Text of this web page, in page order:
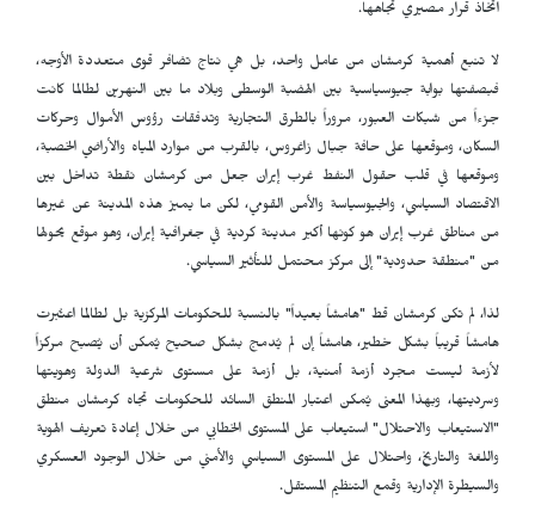
اتخاذ قرار مصيري تجاهها.
لا تنبع أهمية كرمشان من عامل واحد، بل هي نتاج تضافر قوى متعددة الأوجه،
فبصفتها بوابة جيوسياسية بين الهضبة الوسطى وبلاد ما بين النهرين لطالما كانت
جزءاً من شبكات العبور، مروراً بالطرق التجارية وتدفقات رؤوس الأموال وحركات
السكان، وموقعها على حافة جبال زاغروس، بالقرب من موارد المياه والأراضي الخصبة،
وموقعها في قلب حقول النفط غرب إيران جعل من كرمشان نقطة تداخل بين
الاقتصاد السياسي، والجيوسياسة والأمن القومي، لكن ما يميز هذه المدينة عن غيرها
من مناطق غرب إيران هو كونها أكبر مدينة كردية في جغرافية إيران، وهو موقع يحولها
من "منطقة حدودية" إلى مركز محتمل للتأثير السياسي.
لذا، لم تكن كرمشان قط "هامشاً بعيداً" بالنسبة للحكومات المركزية بل لطالما اعتُبرت
هامشاً قريباً بشكل خطير، هامشاً إن لم يُدمج بشكل صحيح يُمكن أن يُصبح مركزاً
لأزمة ليست مجرد أزمة أمنية، بل أزمة على مستوى شرعية الدولة وهويتها
وسرديتها، وبهذا المعنى يُمكن اعتبار المنطق السائد للحكومات تجاه كرمشان منطق
"الاستيعاب والاحتلال" استيعاب على المستوى الخطابي من خلال إعادة تعريف الهوية
واللغة والتاريخ، واحتلال على المستوى السياسي والأمني من خلال الوجود العسكري
والسيطرة الإدارية وقمع التنظيم المستقل.